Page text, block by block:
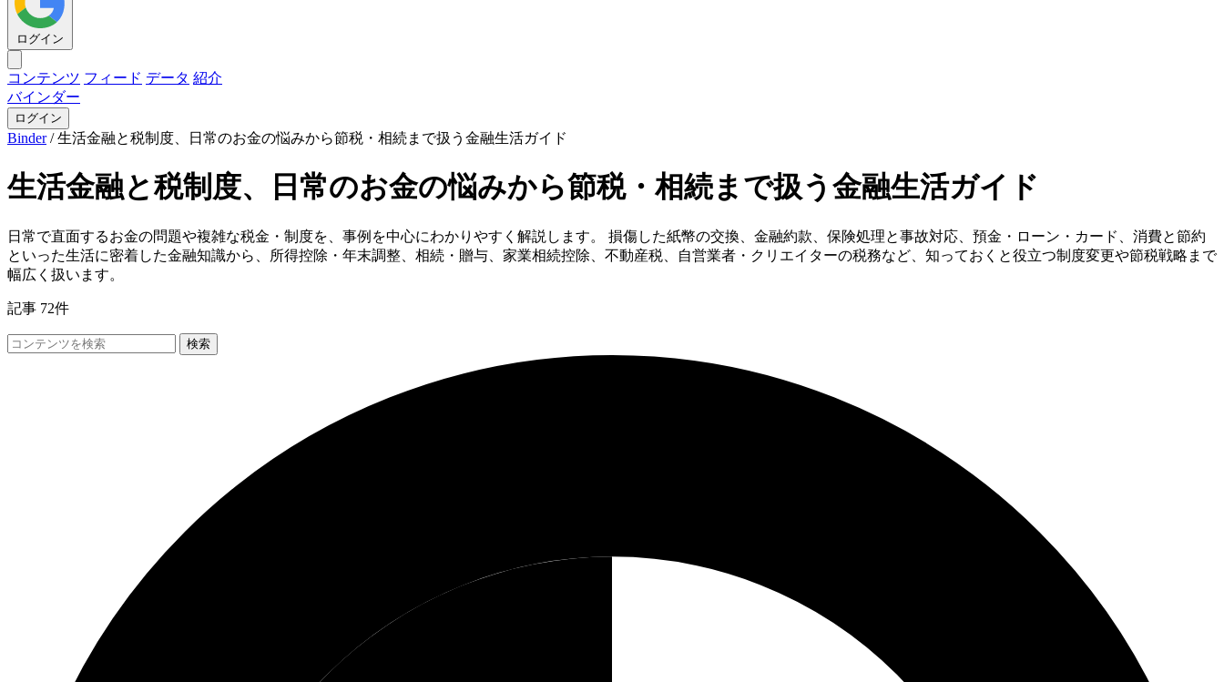
ログイン
コンテンツ フィード データ 紹介
バインダー
ログイン
Binder / 生活金融と税制度、日常のお金の悩みから節税・相続まで扱う金融生活ガイド
生活金融と税制度、日常のお金の悩みから節税・相続まで扱う金融生活ガイド
日常で直面するお金の問題や複雑な税金・制度を、事例を中心にわかりやすく解説します。 損傷した紙幣の交換、金融約款、保険処理と事故対応、預金・ローン・カード、消費と節約
といった生活に密着した金融知識から、所得控除・年末調整、相続・贈与、家業相続控除、不動産税、自営業者・クリエイターの税務など、知っておくと役立つ制度変更や節税戦略まで
幅広く扱います。
記事 72件